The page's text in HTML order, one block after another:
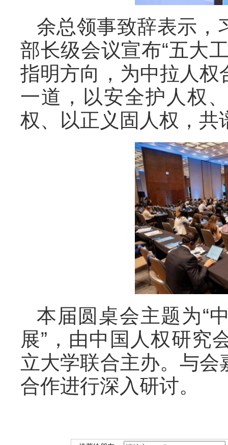
余总领事致辞表示，
部长级会议宣布“五大
指明方向，为中拉人
一道，以安全护人权
权、以正义固人权，共
本届圆桌会主题为“
展”，由中国人权研究
立大学联合主办。与
合作进行深入研讨。